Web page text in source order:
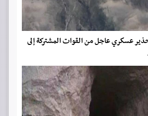
عسكري عاجل من القوات المشتركة إلى